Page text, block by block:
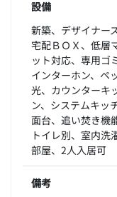
設備
新築、デザイナー
宅配ＢＯＸ、低層
ット対応、専用ゴ
インターホン、ペ
光、カウンターキ
ン、システムキッ
面台、追い焚き機
トイレ別、室内洗
部屋、2人入居可
備考